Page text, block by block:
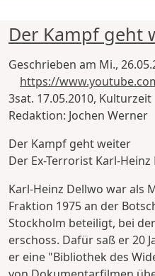
Der Kampf geht
Geschrieben am Mi.,
https://
3sat. 17.05.2010, Kulturzeit
Redaktion: Jochen Werner
Der Kampf geht weiter
Der Ex-Terrorist Karl-Heinz
Karl-Heinz Dellwo war als
Fraktion 1975 an der
Stockholm beteiligt, bei
erschoss. Dafür saß er 20
er eine "Bibliothek des